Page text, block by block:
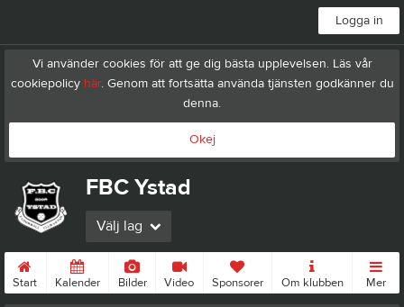
Logga in
Vi använder cookies för att ge dig bästa upplevelsen. Läs vår
cookiepolicy här. Genom att fortsätta använda tjänsten godkänner du
denna.
Okej
FBC Ystad
Välj lag
Start Kalender Bilder Video Sponsorer Om klubben Mer